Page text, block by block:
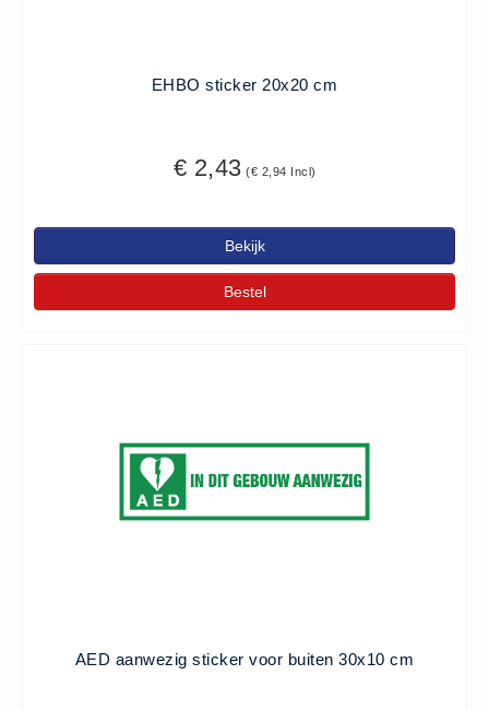
EHBO sticker 20x20 cm
€ 2,43 (€ 2,94 Incl)
Bekijk
Bestel
AED aanwezig sticker voor buiten 30x10 cm